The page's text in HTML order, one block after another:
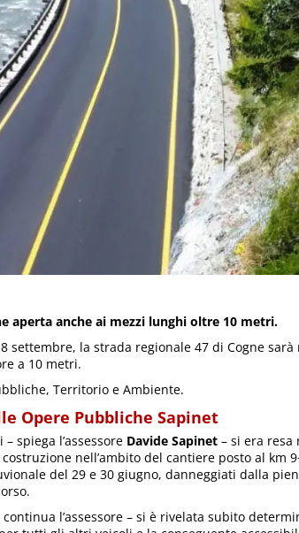
aperta anche ai mezzi lunghi oltre 10 metri.
settembre, la strada regionale 47 di Cogne
a 10 metri.
Territorio e Ambiente.
Opere Pubbliche Sapinet
spiega l’assessore Davide Sapinet – si era resa
nell’ambito del cantiere posto al km
del 29 e 30 giugno, danneggiati dalla
l’assessore – si è rivelata subito